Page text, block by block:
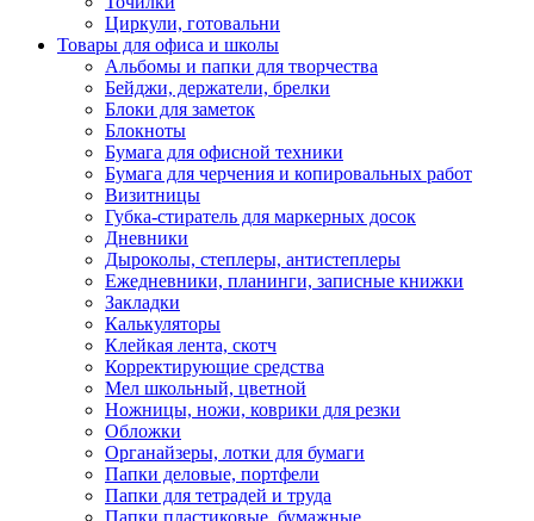
Циркули, готовальни
Товары для офиса и школы
Альбомы и папки для творчества
Бейджи, держатели, брелки
Блоки для заметок
Блокноты
Бумага для офисной техники
Бумага для черчения и копировальных работ
Визитницы
Губка-стиратель для маркерных досок
Дневники
Дыроколы, степлеры, антистеплеры
Ежедневники, планинги, записные книжки
Закладки
Калькуляторы
Клейкая лента, скотч
Корректирующие средства
Мел школьный, цветной
Ножницы, ножи, коврики для резки
Обложки
Органайзеры, лотки для бумаги
Папки деловые, портфели
Папки для тетрадей и труда
Папки пластиковые, бумажные